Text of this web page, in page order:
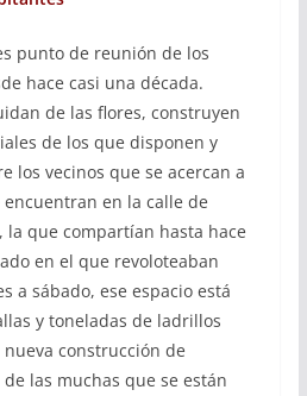
punto de reunión de los
hace casi una década.
de las flores, construyen
de los que disponen y
los vecinos que se acercan a
en la calle de
que compartían hasta hace
en el que revoloteaban
a sábado, ese espacio está
y toneladas de ladrillos
construcción de
las muchas que se están